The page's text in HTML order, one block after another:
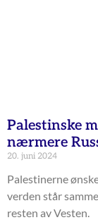
Palestinske
nærmere
20. juni 2024
Palestinerne
verden står
resten av Vesten.